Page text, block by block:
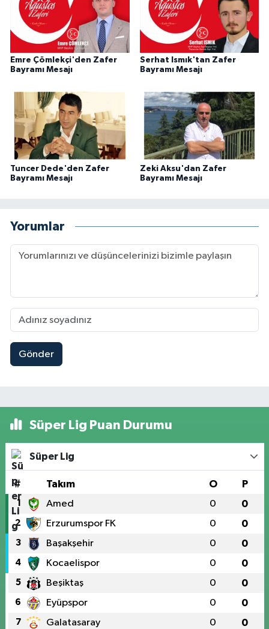
Emre Çömlekçi'den Zafer
Bayramı Mesajı
Serhat Ismık'tan Zafer
Bayramı Mesajı
Tuncer Dede'den Zafer
Bayramı Mesajı
Zeki Aksu'dan Zafer
Bayramı Mesajı
Yorumlar
Gönder
Süper Lig Puan Durumu
Süper Lig
# Takım O P
1 Amed 0 0
2 Erzurumspor FK 0 0
3 Başakşehir 0 0
4 Kocaelispor 0 0
5 Beşiktaş 0 0
6 Eyüpspor 0 0
7 Galatasaray 0 0